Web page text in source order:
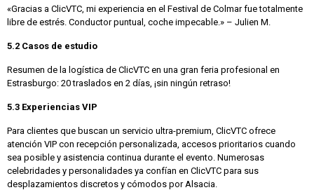
«Gracias a ClicVTC, mi experiencia en el Festival de Colmar fue totalmente
libre de estrés. Conductor puntual, coche impecable.» – Julien M.
5.2 Casos de estudio
Resumen de la logística de ClicVTC en una gran feria profesional en
Estrasburgo: 20 traslados en 2 días, ¡sin ningún retraso!
5.3 Experiencias VIP
Para clientes que buscan un servicio ultra-premium, ClicVTC ofrece
atención VIP con recepción personalizada, accesos prioritarios cuando
sea posible y asistencia continua durante el evento. Numerosas
celebridades y personalidades ya confían en ClicVTC para sus
desplazamientos discretos y cómodos por Alsacia.